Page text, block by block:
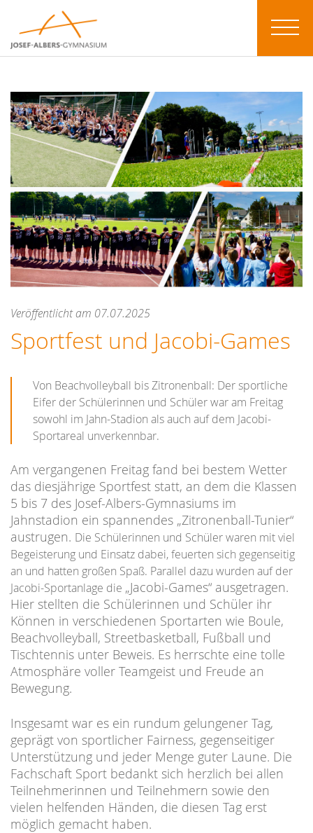
Veröffentlicht am 07.07.2025
Sportfest und Jacobi-Games
Von Beachvolleyball bis Zitronenball: Der sportliche
Eifer der Schülerinnen und Schüler war am Freitag
sowohl im Jahn-Stadion als auch auf dem Jacobi-
Sportareal unverkennbar.
Am vergangenen Freitag fand bei bestem Wetter
das diesjährige Sportfest statt, an dem die Klassen
5 bis 7 des Josef-Albers-Gymnasiums im
Jahnstadion ein spannendes „Zitronenball-Tunier“
austrugen. Die Schülerinnen und Schüler waren mit viel
Begeisterung und Einsatz dabei, feuerten sich gegenseitig
an und hatten großen Spaß. Parallel dazu wurden auf der
Jacobi-Sportanlage die „Jacobi-Games“ ausgetragen.
Hier stellten die Schülerinnen und Schüler ihr
Können in verschiedenen Sportarten wie Boule,
Beachvolleyball, Streetbasketball, Fußball und
Tischtennis unter Beweis. Es herrschte eine tolle
Atmosphäre voller Teamgeist und Freude an
Bewegung.
Insgesamt war es ein rundum gelungener Tag,
geprägt von sportlicher Fairness, gegenseitiger
Unterstützung und jeder Menge guter Laune. Die
Fachschaft Sport bedankt sich herzlich bei allen
Teilnehmerinnen und Teilnehmern sowie den
vielen helfenden Händen, die diesen Tag erst
möglich gemacht haben.